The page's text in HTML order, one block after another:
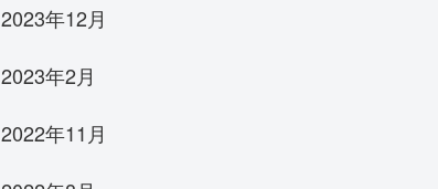
2023年12月
2023年2月
2022年11月